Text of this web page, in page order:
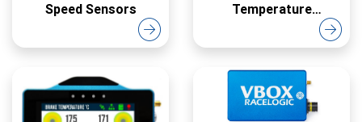
Speed Sensors
Temperature